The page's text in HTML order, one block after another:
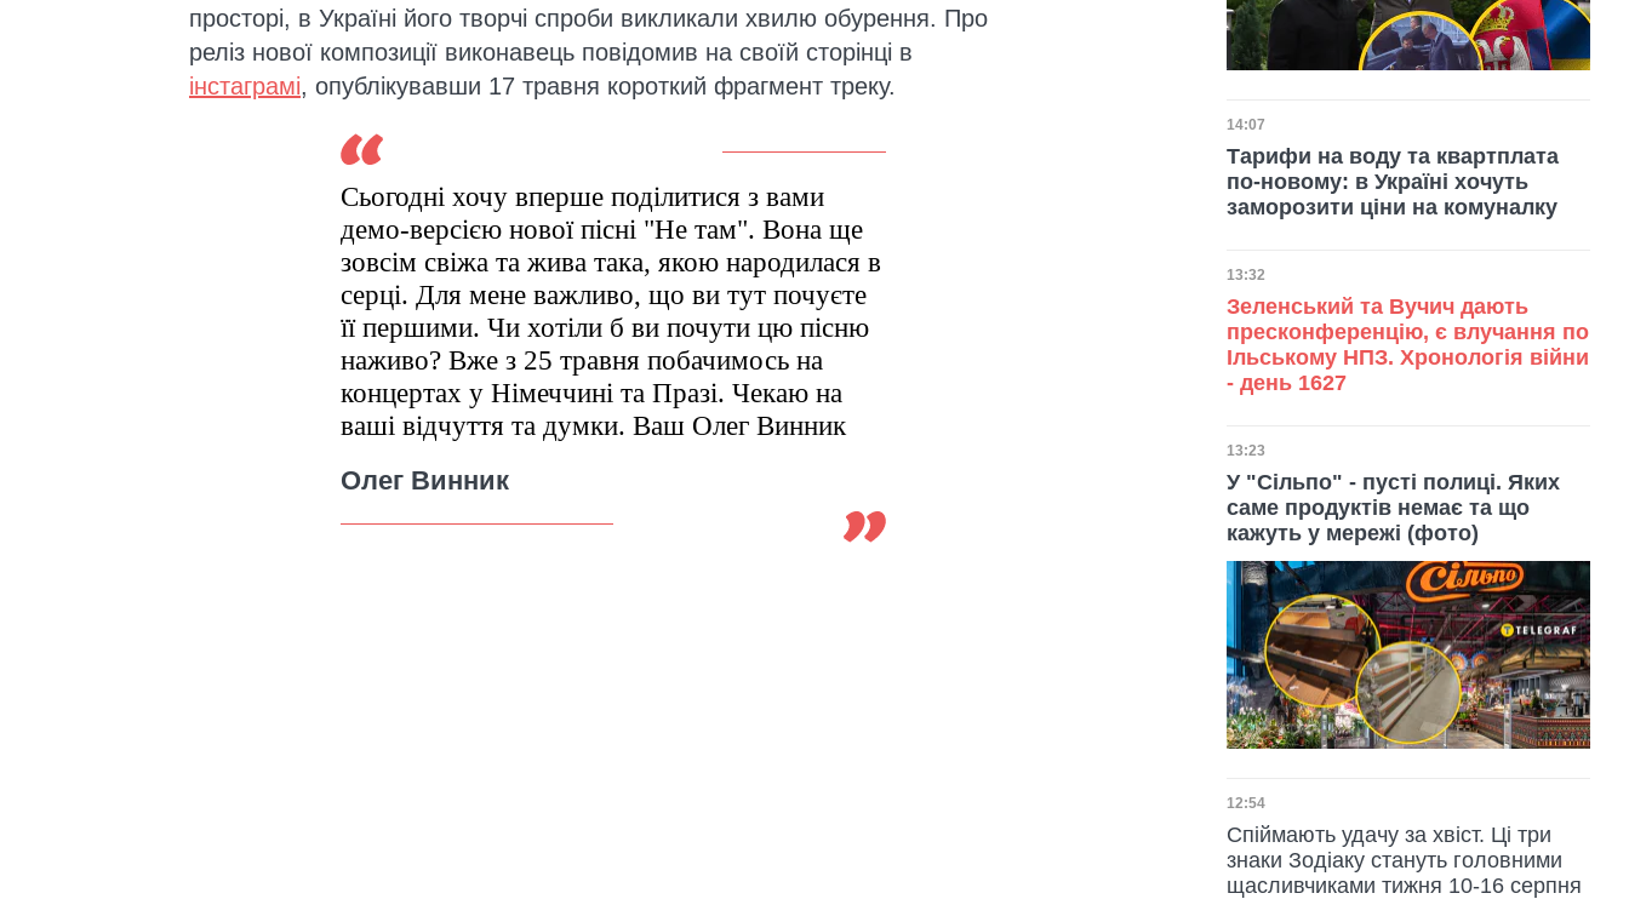
просторі, в Україні його творчі спроби викликали хвилю обурення. Про
реліз нової композиції виконавець повідомив на своїй сторінці в
інстаграмі, опублікувавши 17 травня короткий фрагмент треку.
Сьогодні хочу вперше поділитися з вами
демо-версією нової пісні "Не там". Вона ще
зовсім свіжа та жива така, якою народилася в
серці. Для мене важливо, що ви тут почуєте
її першими. Чи хотіли б ви почути цю пісню
наживо? Вже з 25 травня побачимось на
концертах у Німеччині та Празі. Чекаю на
ваші відчуття та думки. Ваш Олег Винник
Олег Винник
Дата публікації
14:07
Тарифи на воду та квартплата
по-новому: в Україні хочуть
заморозити ціни на комуналку
Дата публікації
13:32
Зеленський та Вучич дають
пресконференцію, є влучання по
Ільському НПЗ. Хронологія війни
- день 1627
Дата публікації
13:23
У "Сільпо" - пусті полиці. Яких
саме продуктів немає та що
кажуть у мережі (фото)
Дата публікації
12:54
Спіймають удачу за хвіст. Ці три
знаки Зодіаку стануть головними
щасливчиками тижня 10-16 серпня